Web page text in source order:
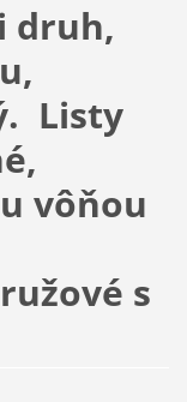
druh,
Listy
vôňou
s